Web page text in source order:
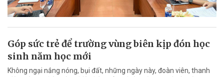
Góp sức trẻ để trường vùng biên kịp đón học
sinh năm học mới
Không ngại nắng nóng, bụi đất, những ngày này, đoàn viên, thanh